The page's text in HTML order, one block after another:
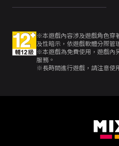
※本遊戲內容涉及遊戲角色穿
及性暗示，依遊戲軟體分際管
※本遊戲為免費使用，遊戲內
服務。
※長時間進行遊戲，請注意使